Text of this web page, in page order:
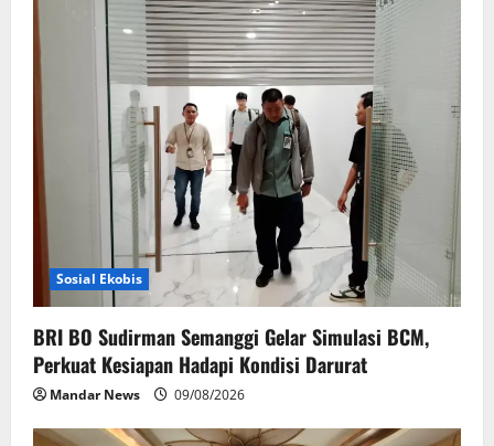
g
a
t
o
Sosial Ekobis
BRI BO Sudirman Semanggi Gelar Simulasi BCM,
Perkuat Kesiapan Hadapi Kondisi Darurat
Mandar News 09/08/2026